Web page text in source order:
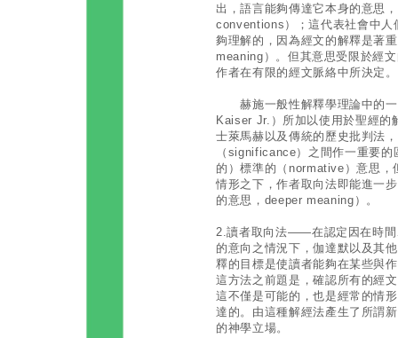
出，語言能夠傳達它本身的意思
conventions）；這代表社會中人
夠理解的，因為經文的解釋是著
meaning）。但其意思受限於經
作者在有限的經文脈絡中所決定。
赫施一般性解釋學理論中的一
Kaiser Jr.）所加以使用於聖經的
士萊馬赫以及傳統的歷史批判法
（significance）之間作一重要
的）標準的（normative）意思
情形之下，作者取向法即能進一
的意思，deeper meaning）。
2.讀者取向法——在認定因在時間
的意向之情況下，伽達默以及其
釋的目標是使讀者能夠在某些與
這方法之前題是，確認所有的經
這不僅是可能的，也是經常的情
達的。由這種解經法產生了所謂
的神學立場。